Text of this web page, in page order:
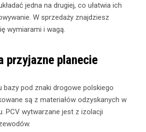
jedna na drugiej, co ułatwia ich
W sprzedaży znajdziesz
wymiarami i wagą.
przyjazne planecie
bazy pod znaki drogowe polskiego
są z materiałów odzyskanych w
PCV wytwarzane jest z izolacji